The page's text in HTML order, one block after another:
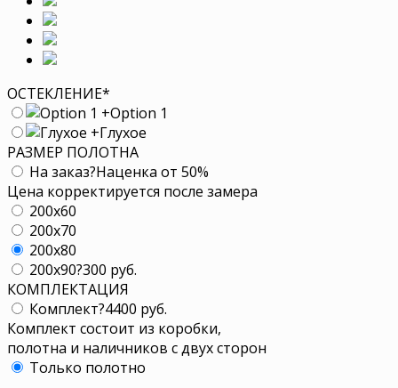
ОСТЕКЛЕНИЕ*
+Option 1
+Глухое
РАЗМЕР ПОЛОТНА
На заказ?Наценка от 50%
Цена корректируется после замера
200x60
200x70
200x80
200x90?300 руб.
КОМПЛЕКТАЦИЯ
Комплект?4400 руб.
Комплект состоит из коробки,
полотна и наличников с двух сторон
Только полотно